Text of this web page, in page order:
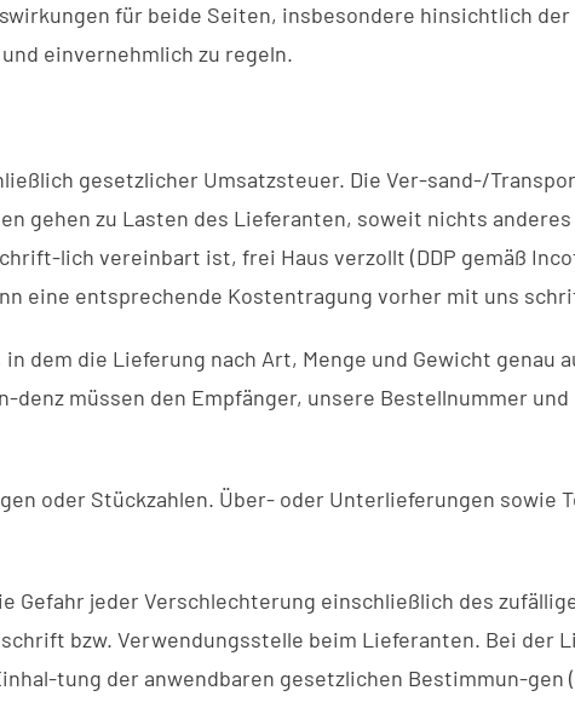
für beide Seiten, insbesondere hinsichtlich
einvernehmlich zu regeln.
gesetzlicher Umsatzsteuer. Die Ver-sand-/
gehen zu Lasten des Lieferanten, soweit nichts
lich vereinbart ist, frei Haus verzollt (DDP gemäß
eine entsprechende Kostentragung vorher mit uns
dem die Lieferung nach Art, Menge und Gewicht genau
müssen den Empfänger, unsere Bestellnummer
oder Stückzahlen. Über- oder Unterlieferungen sowie
Gefahr jeder Verschlechterung einschließlich des
bzw. Verwendungsstelle beim Lieferanten. Bei der
tung der anwendbaren gesetzlichen Bestimmun-gen